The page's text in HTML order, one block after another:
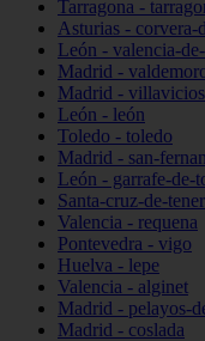
Tarragona -
Asturias - corvera-
León - valencia-
Madrid -
Madrid -
León - león
Toledo - toledo
Madrid - san-
León - garrafe-de-
Santa-cruz-de-
Valencia - requena
Pontevedra - vigo
Huelva - lepe
Valencia - alginet
Madrid - pelayos-
Madrid - coslada